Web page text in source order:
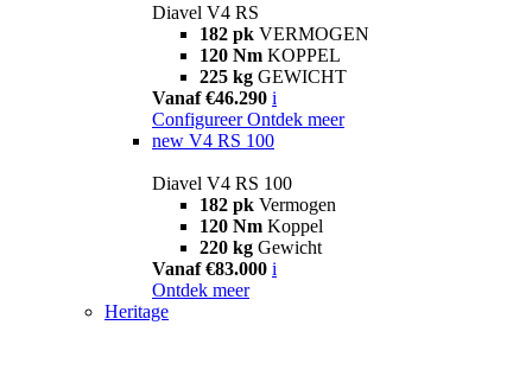
Diavel V4 RS
182 pk VERMOGEN
120 Nm KOPPEL
225 kg GEWICHT
Vanaf €46.290 i
Configureer Ontdek meer
new V4 RS 100
Diavel V4 RS 100
182 pk Vermogen
120 Nm Koppel
220 kg Gewicht
Vanaf €83.000 i
Ontdek meer
Heritage